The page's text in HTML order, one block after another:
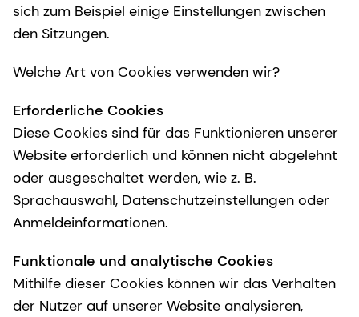
sich zum Beispiel einige Einstellungen zwischen
den Sitzungen.
Welche Art von Cookies verwenden wir?
Erforderliche Cookies
Diese Cookies sind für das Funktionieren unserer
Website erforderlich und können nicht abgelehnt
oder ausgeschaltet werden, wie z. B.
Sprachauswahl, Datenschutzeinstellungen oder
Anmeldeinformationen.
Funktionale und analytische Cookies
Mithilfe dieser Cookies können wir das Verhalten
der Nutzer auf unserer Website analysieren,